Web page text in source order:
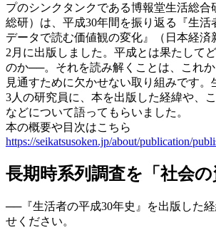
プのシンクタンクである博報堂生活総合
総研）は、平成30年間を振り返る『生
データで読む価値観の変化』（日本経済
2月に出版しました。平成とは果たして
のか──。それを読み解くことは、これ
見通すために欠かせない取り組みです。
3人の研究員に、本を出版した経緯や、
などについて語ってもらいました。
本の概要や目次はこちら
https://seikatsusoken.jp/about/publication/
長期時系列調査を「社会
──『生活者の平成30年史』を出版した
せください。